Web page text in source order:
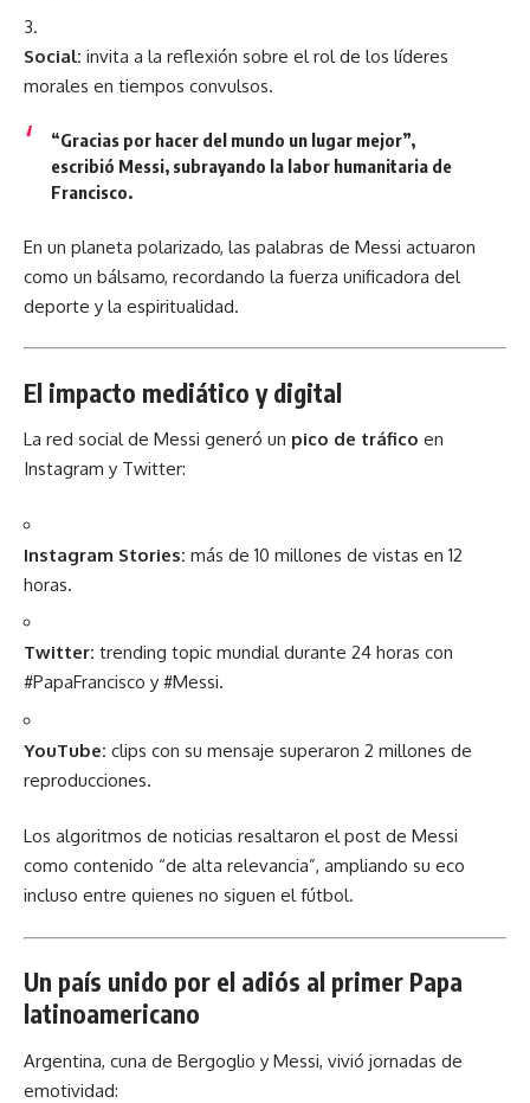
Social: invita a la reflexión sobre el rol de los líderes
morales en tiempos convulsos.
“Gracias por hacer del mundo un lugar mejor”,
escribió Messi, subrayando la labor humanitaria de
Francisco.
En un planeta polarizado, las palabras de Messi actuaron
como un bálsamo, recordando la fuerza unificadora del
deporte y la espiritualidad.
El impacto mediático y digital
La red social de Messi generó un pico de tráfico en
Instagram y Twitter:
Instagram Stories: más de 10 millones de vistas en 12
horas.
Twitter: trending topic mundial durante 24 horas con
#PapaFrancisco y #Messi.
YouTube: clips con su mensaje superaron 2 millones de
reproducciones.
Los algoritmos de noticias resaltaron el post de Messi
como contenido “de alta relevancia”, ampliando su eco
incluso entre quienes no siguen el fútbol.
Un país unido por el adiós al primer Papa
latinoamericano
Argentina, cuna de Bergoglio y Messi, vivió jornadas de
emotividad: